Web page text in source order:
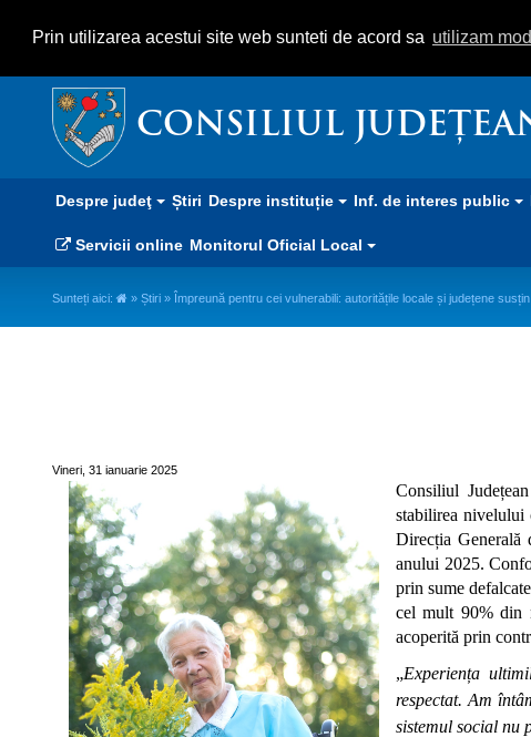
Prin utilizarea acestui site web sunteti de acord sa utilizam
CONSILIUL
Despre judeţ Știri Despre instituție Inf. de interes public
Servicii online Monitorul Oficial Local
Sunteți aici: » Știri » Împreună pentru cei vulnerabili: autoritățile locale și județene
Vineri, 31 ianuarie 2025
Consiliul
stabilirea nivelului
Direcția Generală
anului 2025.
prin sume
cel mult 90% din
acoperită prin
„Experiența
respectat. Am
sistemul social nu